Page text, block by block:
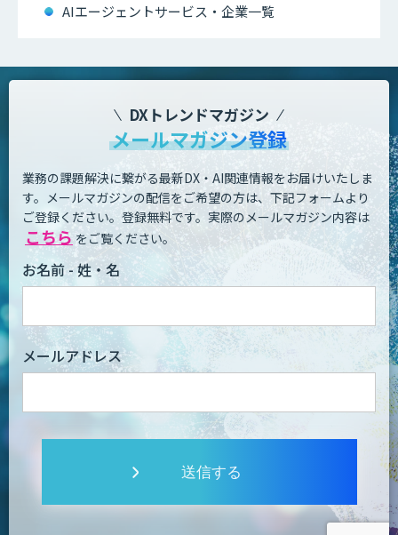
AIエージェントサービス・企業一覧
DXトレンドマガジン
メールマガジン登録
業務の課題解決に繋がる最新DX・AI関連情報をお届けいたしま
す。 メールマガジンの配信をご希望の方は、下記フォームより
ご登録ください。登録無料です。 実際のメールマガジン内容は
こちら をご覧ください。
お名前 - 姓・名
メールアドレス
送信する